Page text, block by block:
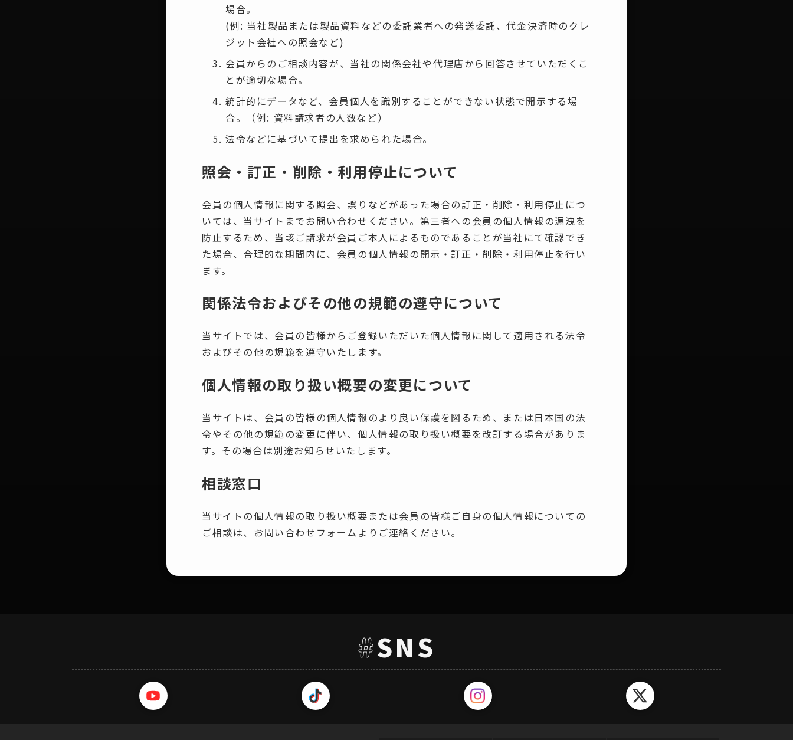
場合。
(例: 当社製品または製品資料などの委託業者への発送委託、代金決済時のクレ
ジット会社への照会など)
会員からのご相談内容が、当社の関係会社や代理店から回答させていただくこ
とが適切な場合。
統計的にデータなど、会員個人を識別することができない状態で開示する場
合。（例: 資料請求者の人数など）
法令などに基づいて提出を求められた場合。
照会・訂正・削除・利用停止について
会員の個人情報に関する照会、誤りなどがあった場合の訂正・削除・利用停止につ
いては、当サイトまでお問い合わせください。第三者への会員の個人情報の漏洩を
防止するため、当該ご請求が会員ご本人によるものであることが当社にて確認でき
た場合、合理的な期間内に、会員の個人情報の開示・訂正・削除・利用停止を行い
ます。
関係法令およびその他の規範の遵守について
当サイトでは、会員の皆様からご登録いただいた個人情報に関して適用される法令
およびその他の規範を遵守いたします。
個人情報の取り扱い概要の変更について
当サイトは、会員の皆様の個人情報のより良い保護を図るため、または日本国の法
令やその他の規範の変更に伴い、個人情報の取り扱い概要を改訂する場合がありま
す。その場合は別途お知らせいたします。
相談窓口
当サイトの個人情報の取り扱い概要または会員の皆様ご自身の個人情報についての
ご相談は、お問い合わせフォームよりご連絡ください。
#SNS